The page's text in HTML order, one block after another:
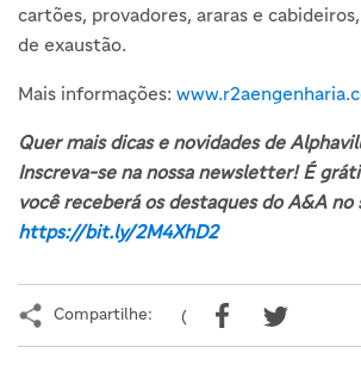
cartões, provadores, araras e
de exaustão.
Mais informações:
Quer mais dicas e novidades de
Inscreva-se na nossa newsletter! É
você receberá os destaques do A&A no
https://bit.ly/2M4XhD2
Compartilhe: (